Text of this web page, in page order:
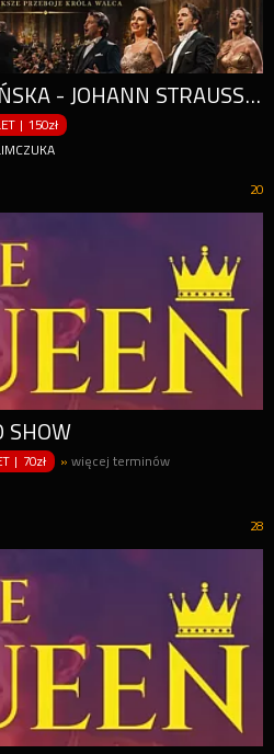
WIELKA GALA WIEDEŃSKA - JOHANN STRAUSS I PRZYJACIELE
|150zł
20
SHOW
| 70zł »więcej terminów
28